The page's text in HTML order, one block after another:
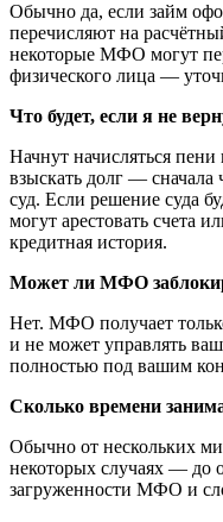
Обычно да, если займ
перечисляют на
некоторые МФО могут
физического лица —
Что будет, если я не
Начнут начисляться
взыскать долг — сначала
суд. Если решение суда
могут арестовать счета
кредитная история.
Может ли МФО
Нет. МФО получает
и не может управлять
полностью под вашим
Сколько времени
Обычно от нескольких
некоторых случаях — до
загруженности МФО и